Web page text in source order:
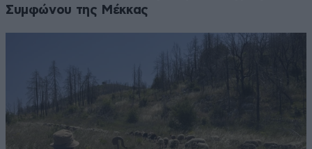
Συμφώνου της Μέκκας